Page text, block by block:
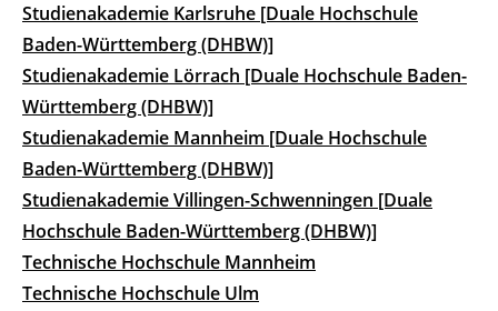
Studienakademie Karlsruhe [Duale Hochschule
Baden-Württemberg (DHBW)]
Studienakademie Lörrach [Duale Hochschule Baden-
Württemberg (DHBW)]
Studienakademie Mannheim [Duale Hochschule
Baden-Württemberg (DHBW)]
Studienakademie Villingen-Schwenningen [Duale
Hochschule Baden-Württemberg (DHBW)]
Technische Hochschule Mannheim
Technische Hochschule Ulm